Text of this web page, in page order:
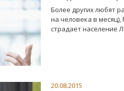
Более других любят
на человека в
страдает население
20.08.2015